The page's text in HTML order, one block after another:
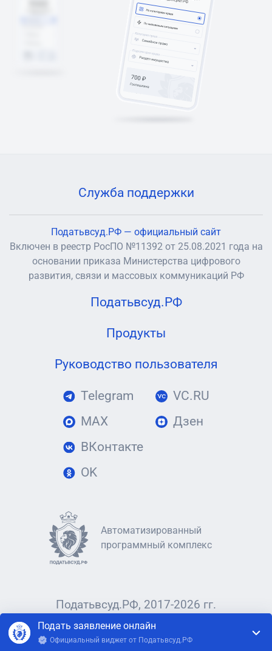
Подать заявление онлайн
Официальный виджет от Податьвсуд.РФ
Служба поддержки
Податьвсуд.РФ — официальный сайт
Включен в реестр РосПО №11392 от 25.08.2021 года на
основании приказа Министерства цифрового
развития, связи и массовых коммуникаций РФ
Податьвсуд.РФ
Продукты
Руководство пользователя
Telegram
MAX
ВКонтакте
OK
VC.RU
Дзен
Автоматизированный
программный комплекс
Податьвсуд.РФ, 2017-2026 гг.